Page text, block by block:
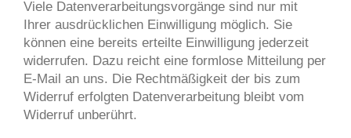
Viele Datenverarbeitungsvorgänge sind nur mit
Ihrer ausdrücklichen Einwilligung möglich. Sie
können eine bereits erteilte Einwilligung jederzeit
widerrufen. Dazu reicht eine formlose Mitteilung per
E-Mail an uns. Die Rechtmäßigkeit der bis zum
Widerruf erfolgten Datenverarbeitung bleibt vom
Widerruf unberührt.